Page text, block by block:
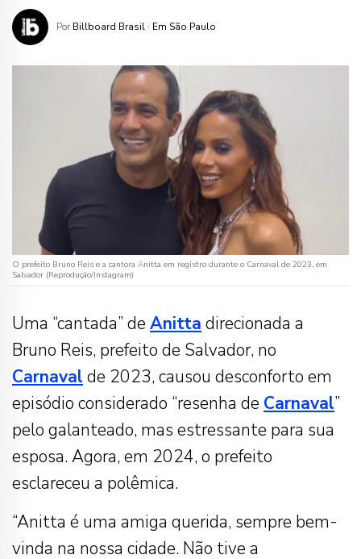
Por Billboard Brasil · Em São Paulo
O prefeito Bruno Reis e a cantora Anitta em registro durante o Carnaval de 2023, em
Salvador (Reprodução/Instagram)
Uma “cantada” de Anitta direcionada a
Bruno Reis, prefeito de Salvador, no
Carnaval de 2023, causou desconforto em
episódio considerado “resenha de Carnaval”
pelo galanteado, mas estressante para sua
esposa. Agora, em 2024, o prefeito
esclareceu a polêmica.
“Anitta é uma amiga querida, sempre bem-
vinda na nossa cidade. Não tive a